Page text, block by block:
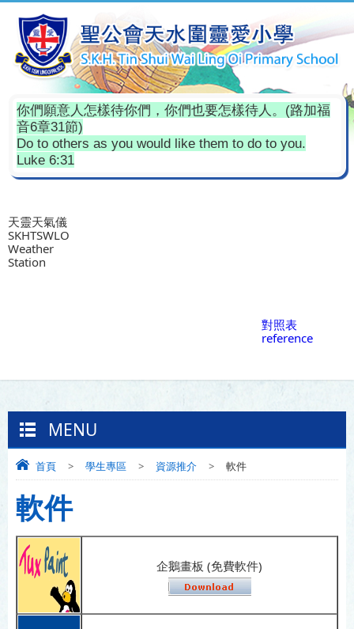
你們願意人怎樣待你們，你們也要怎樣待人。(路加福
音6章31節)
Do to others as you would like them to do to you.
Luke 6:31
天靈天氣儀
SKHTSWLO
Weather
Station
對照表
reference
MENU
首頁 > 學生專區 > 資源推介 > 軟件
軟件
企鵝畫板 (免費軟件)